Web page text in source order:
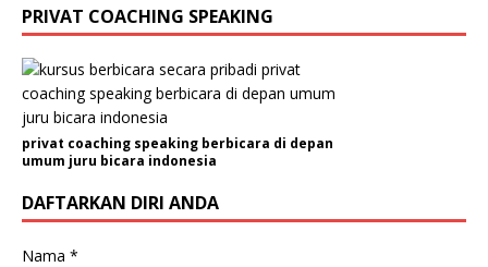
PRIVAT COACHING SPEAKING
privat coaching speaking berbicara di depan
umum juru bicara indonesia
DAFTARKAN DIRI ANDA
Nama *